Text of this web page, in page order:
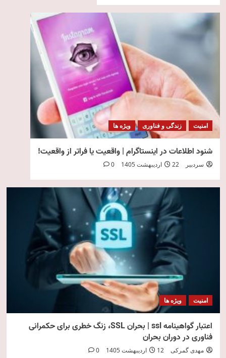
امنیت زندگی و فناوری ویژه ها
شنود اطلاعات در اینستاگرام | واقعیت یا فراتر از واقعیت!
سردبیر 22 اردیبهشت 1405 0
امنیت ویژه ها
اعتبار گواهینامه ssl | بحران SSL، زنگ خطری برای حکمرانی
فناوری در دوران بحران
مهدی گمرکی 12 اردیبهشت 1405 0